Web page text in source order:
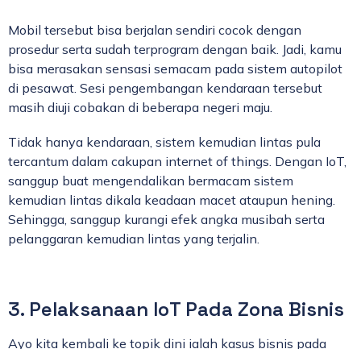
Mobil tersebut bisa berjalan sendiri cocok dengan
prosedur serta sudah terprogram dengan baik. Jadi, kamu
bisa merasakan sensasi semacam pada sistem autopilot
di pesawat. Sesi pengembangan kendaraan tersebut
masih diuji cobakan di beberapa negeri maju.
Tidak hanya kendaraan, sistem kemudian lintas pula
tercantum dalam cakupan internet of things. Dengan IoT,
sanggup buat mengendalikan bermacam sistem
kemudian lintas dikala keadaan macet ataupun hening.
Sehingga, sanggup kurangi efek angka musibah serta
pelanggaran kemudian lintas yang terjalin.
3. Pelaksanaan IoT Pada Zona Bisnis
Ayo kita kembali ke topik dini ialah kasus bisnis pada